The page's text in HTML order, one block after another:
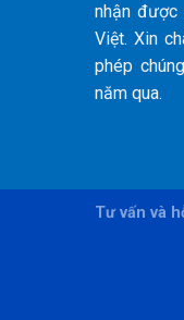
nhận
Việt. Xin
phép
năm qua.
Tư vấn và